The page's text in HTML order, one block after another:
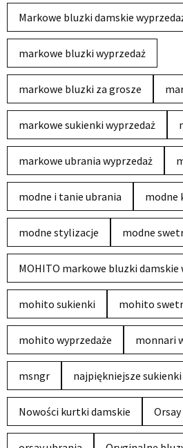
Markowe bluzki damskie
markowe bluzki wyprzedaż
markowe bluzki za grosze
markowe sukienki wyprzedaż
markowe ubrania wyprzedaż
modne i tanie ubrania modne
modne stylizacje modne
MOHITO markowe bluzki damskie
mohito sukienki mohito
mohito wyprzedaże monnari
msngr najpiękniejsze sukienki
Nowości kurtki damskie